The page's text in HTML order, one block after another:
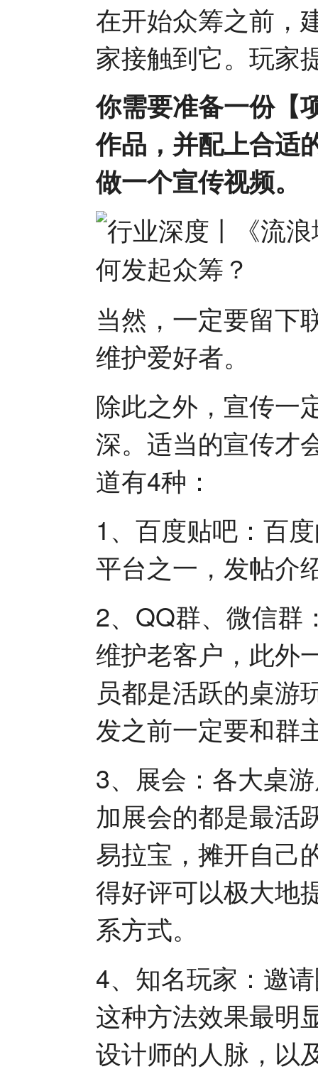
在开始众筹之前，
家接触到它。玩家
你需要准备一份【
作品，并配上合适
做一个宣传视频。
当然，一定要留下
维护爱好者。
除此之外，宣传一
深。适当的宣传才
道有4种：
1、百度贴吧：百
平台之一，发帖介
2、QQ群、微信群
维护老客户，此外
员都是活跃的桌游
发之前一定要和群
3、展会：各大桌
加展会的都是最活
易拉宝，摊开自己
得好评可以极大地
系方式。
4、知名玩家：邀
这种方法效果最明
设计师的人脉，以